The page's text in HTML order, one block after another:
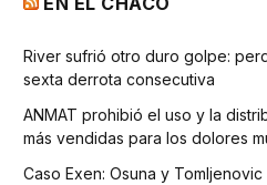
River sufrió otro duro golpe:
sexta derrota consecutiva
ANMAT prohibió el uso y la
más vendidas para los dolores
Caso Exen: Osuna y